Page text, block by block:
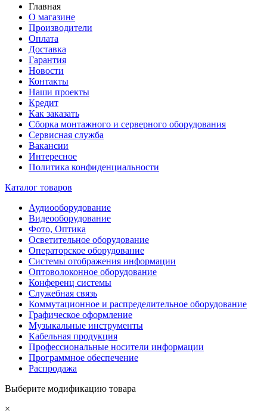
Главная
О магазине
Производители
Оплата
Доставка
Гарантия
Новости
Контакты
Наши проекты
Кредит
Как заказать
Сборка монтажного и серверного оборудования
Сервисная служба
Вакансии
Интересное
Политика конфиденциальности
Каталог товаров
Аудиооборудование
Видеооборудование
Фото, Оптика
Осветительное оборудование
Операторское оборудование
Системы отображения информации
Оптоволоконное оборудование
Конференц системы
Служебная связь
Коммутационное и распределительное оборудование
Графическое оформление
Музыкальные инструменты
Кабельная продукция
Профессиональные носители информации
Программное обеспечение
Распродажа
Выберите модификацию товара
×